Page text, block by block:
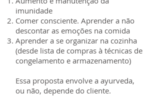
imunidade
Comer consciente. Aprender a não
descontar as emoções na comida
Aprender a se organizar na cozinha
(desde lista de compras à técnicas de
congelamento e armazenamento)
Essa proposta envolve a ayurveda,
ou não, depende do cliente.